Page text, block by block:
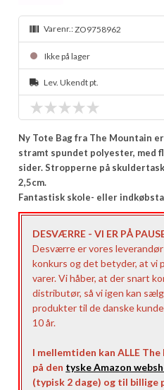
Varenr.:ZO9758962
Ikke på lager
Lev. Ukendt pt.
Ny Tote Bag fra The Mountain
stramt spundet polyester, med
sider. Stropperne på
2,5cm.
Fantastisk skole- eller
DESVÆRRE - VI ER PÅ
Desværre er vores
konkurs og det betyder, at vi
varer. Vi håber, at der snart
distributør, så vi igen kan
produkter til de danske
10 år.
I mellemtiden kan ALLE
på den tyske Amazon
(typisk 2 dage) og til billige